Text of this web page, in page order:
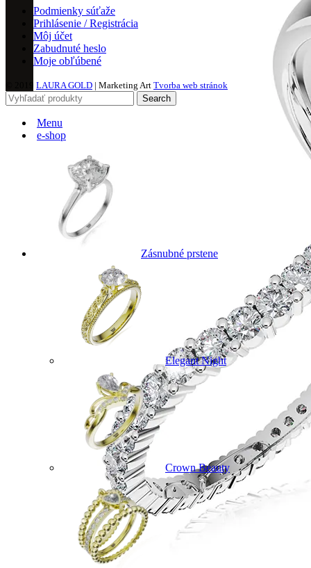
Podmienky súťaže
Prihlásenie / Registrácia
Môj účet
Zabudnuté heslo
Moje obľúbené
LAURA GOLD | Marketing Art Tvorba web stránok
Search
Menu
e-shop
Zásnubné prstene
Elegant Night
Crown Beauty